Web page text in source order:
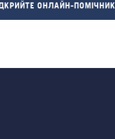
ОНЛАЙН-ПОМІЧНИК